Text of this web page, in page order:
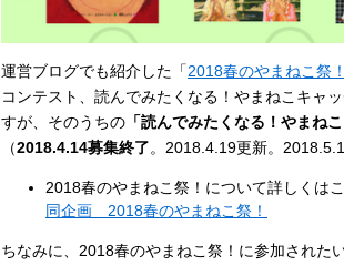
運営ブログでも紹介した「2018春のやまねこ祭！
コンテスト、読んでみたくなる！やまねこキャ
すが、そのうちの 「読んでみたくなる！やまね
（2018.4.14募集終了。2018.4.19更新。
2018春のやまねこ祭！について詳しくは
同企画 2018春のやまねこ祭！
ちなみに、2018春のやまねこ祭！に参加された